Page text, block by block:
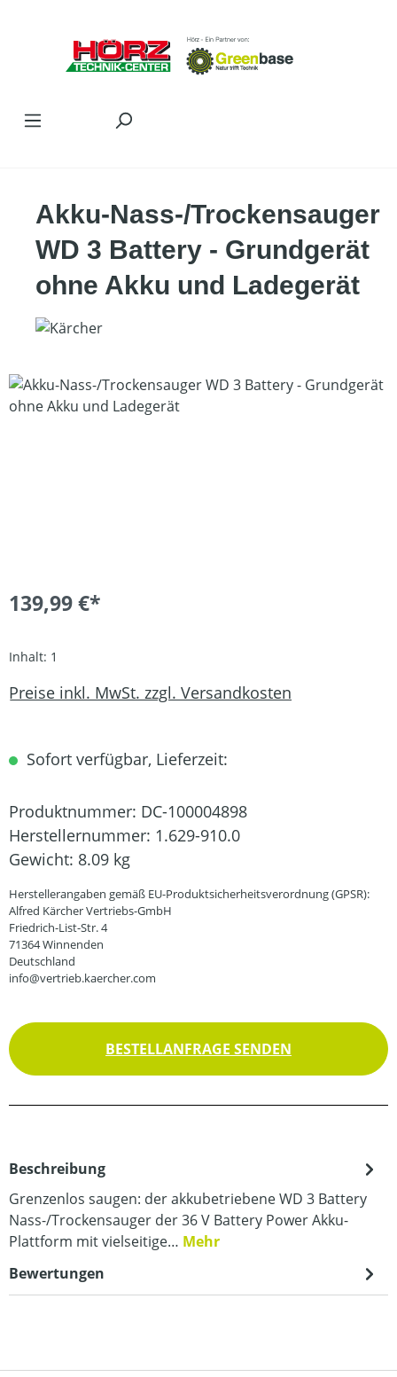
Akku-Nass-/Trockensauger
WD 3 Battery - Grundgerät
ohne Akku und Ladegerät
Bildergalerie überspringen
139,99 €*
Inhalt: 1
Preise inkl. MwSt. zzgl. Versandkosten
Sofort verfügbar, Lieferzeit:
Produktnummer: DC-100004898
Herstellernummer: 1.629-910.0
Gewicht: 8.09 kg
Herstellerangaben gemäß EU-Produktsicherheitsverordnung (GPSR):
Alfred Kärcher Vertriebs-GmbH
Friedrich-List-Str. 4
71364 Winnenden
Deutschland
info@vertrieb.kaercher.com
BESTELLANFRAGE SENDEN
Beschreibung
Grenzenlos saugen: der akkubetriebene WD 3 Battery
Nass-/Trockensauger der 36 V Battery Power Akku-
Plattform mit vielseitige… Mehr
Bewertungen